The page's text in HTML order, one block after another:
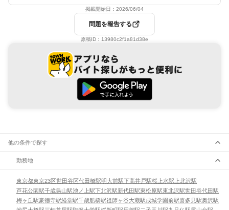
掲載開始日： 2026/06/04
問題を報告する
原稿ID： 13980c2f1a81d38e
他の条件で探す
勤務地
東京都東京23区世田谷区代田橋駅明大前駅下高井戸駅桜上水駅 上北沢駅
芦花公園駅千歳烏山駅池ノ上駅下北沢駅新代田駅東松原駅東北沢駅世田谷代田駅
梅ヶ丘駅豪徳寺駅経堂駅千歳船橋駅祖師ヶ谷大蔵駅成城学園前駅喜多見駅奥沢駅